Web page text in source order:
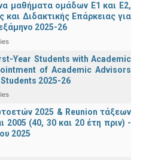
μαθήματα ομάδων Ε1 και Ε2,
και Διδακτικής Επάρκειας για
2025-26
Year Students with Academic
of Academic Advisors
2025-26
2025 & Reunion τάξεων
2005 (40, 30 και 20 έτη πριν) -
2025